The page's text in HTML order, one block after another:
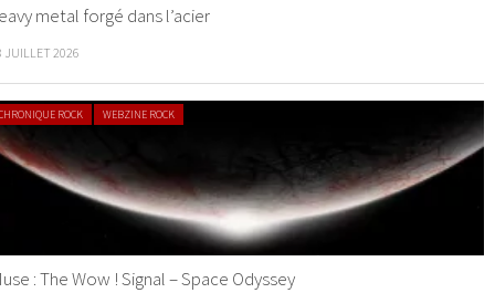
metal forgé dans l’acier
JUILLET 2026
ROCK WEBZINE ROCK
: The Wow ! Signal – Space Odyssey